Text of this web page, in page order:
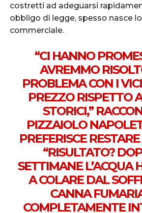
costretti ad adeguarsi
obbligo di legge, spesso nasce
commerciale.
“CI HANNO
AVREMMO
PROBLEMA CON I
PREZZO RISPETTO
STORICI,”
PIZZAIOLO
PREFERISCE
“RISULTATO?
SETTIMANE L’ACQUA
A COLARE DAL
CANNA
COMPLETAMENTE